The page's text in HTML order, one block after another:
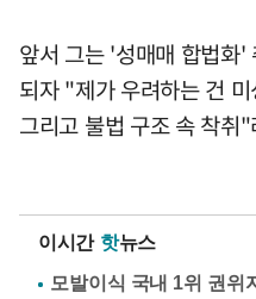
앞서 그는 '성매매 합법화'
되자 "제가 우려하는 건
그리고 불법 구조 속 착취
이시간 핫뉴스